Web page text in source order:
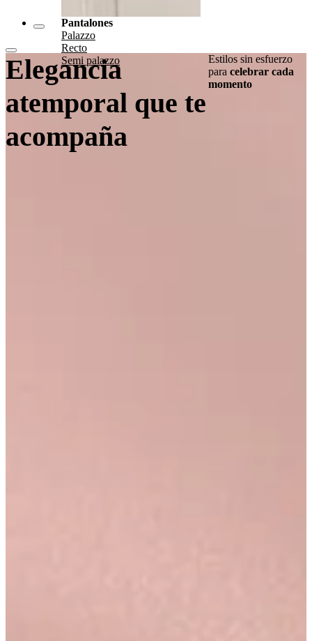
Pantalones
Palazzo
Recto
Semi palazzo
Elegancia
atemporal que te
acompaña
Estilos sin esfuerzo
para celebrar cada
momento